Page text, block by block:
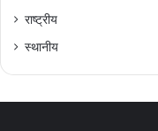
राष्ट्रीय
स्थानीय